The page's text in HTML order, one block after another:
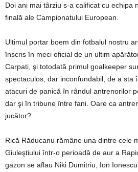
Doi ani mai târziu s-a calificat cu echipa
finală ale Campionatului European.
Ultimul portar boem din fotbalul nostru
înscris în meci oficial de un ultim
Carpati, şi totodată primul goalkeeper
spectaculos, dar inconfundabil, de a sta
atacuri de panică în rândul antrenorilor
dar şi în tribune între fani. Oare ca
jucător?
Rică Răducanu rămâne una dintre cele
Giuleştiului într-o perioadă de aur a
gazon se aflau Niki Dumitriu, Ion